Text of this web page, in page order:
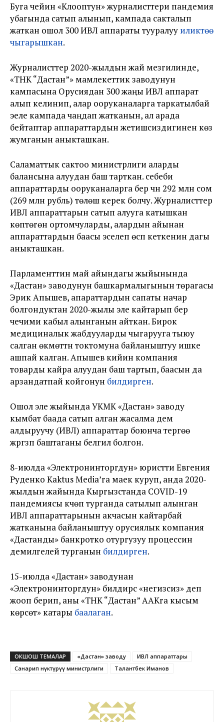
Буга чейин «Клооптун» журналисттери пандемия
убагында сатып алынып, кампада сакталып
жаткан ошол 300 ИВЛ аппараты тууралуу иликтөө
чыгарышкан.
Журналисттер 2020-жылдын жай мезгилинде,
«ТНК “Дастан”» мамлекеттик заводунун
кампасына Орусиядан 300 жаңы ИВЛ аппарат
алып келинип, алар ооруканаларга таркатылбай
эеле кампада чаңдап жатканын, ал арада
бейтаптар аппараттардын жетишсиздигинен көз
жумганын аныкташкан.
Саламаттык сактоо министрлиги аларды
балансына алуудан баш тарткан. себеби
аппараттарды ооруканаларга берүү үчүн 292 млн сом
(269 млн рубль) төлөш керек болчу. Журналисттер
ИВЛ аппараттарын сатып алууга катышкан
көптөгөн ортомчуларды, алардын айынан
аппараттардын баасы эселеп өсүп кеткенин дагы
аныкташкан.
Парламенттин май айындагы жыйынында
«Дастан» заводунун башкармалыгынын төрагасы
Эрик Апышев, апараттардын сапаты начар
болгондуктан 2020-жылы эле кайтарып берүү
чечими кабыл алынганын айткан. Бирок
медициналык жабдууларды чыгарууга тыюу
салган өкмөттүн токтомуна байланыштуу ишке
ашпай калган. Апышев кийин компания
товарды кайра алуудан баш тартып, баасын да
арзандатпай койгонун билдирген.
Ошол эле жыйында УКМК «Дастан» заводу
кымбат баада сатып алган жасалма дем
алдыруучу (ИВЛ) аппараттар боюнча тергөө
жүргүзүп баштаганы белгилүү болгон.
8-июлда «Электронинторгдун» юристти Евгения
Руденко Kaktus Media’га маек куруп, анда 2020-
жылдын жайында Кыргызстанда COVID-19
пандемиясы күчөп турганда сатылып алынган
ИВЛ аппараттарынын акчасын кайтарбай
жатканына байланыштуу орусиялык компания
«Дастанды» банкротко отургузуу процессин
демилгелей турганын билдирген.
15-июлда «Дастан» заводунан
«Электронинторгдун» билдирүүсү «негизсиз» деп
жооп берип, аны «ТНК “Дастан” ААКга кысым
көрсөтүү» катары баалаган.
ОКШОШ ТЕМАЛАР «Дастан» заводу
ИВЛ аппараттары
Санарип өнүктүрүү министрлиги
Талантбек Иманов